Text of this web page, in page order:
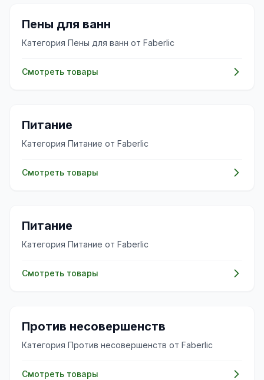
✨
Пены для ванн
Категория Пены для ванн от Faberlic
Смотреть товары
✨
Питание
Категория Питание от Faberlic
Смотреть товары
✨
Питание
Категория Питание от Faberlic
Смотреть товары
✨
Против несовершенств
Категория Против несовершенств от Faberlic
Смотреть товары